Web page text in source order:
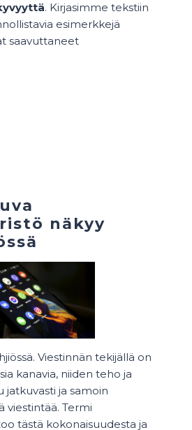
. Kirjasimme tekstiin
esimerkkejä
saavuttaneet
näkyy
Viestinnän tekijällä on
kanavia, niiden teho ja
ja samoin
viestintää. Termi
tästä kokonaisuudesta ja